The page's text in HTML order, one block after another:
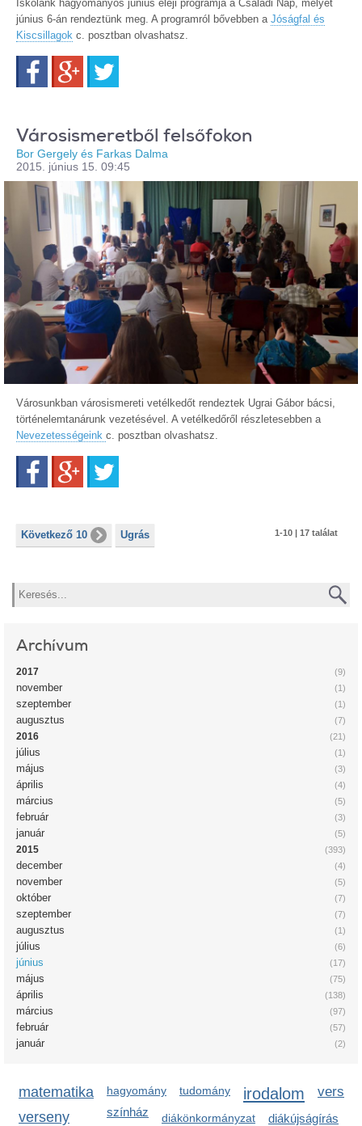
Iskolánk hagyományos június eleji programja a Családi Nap, melyet
június 6-án rendeztünk meg. A programról bővebben a Jóságfal és
Kiscsillagok c. posztban olvashatsz.
FacebookGoogle+
Városismeretből felsőfokon
Bor Gergely és Farkas Dalma
2015. június 15. 09:45
Városunkban városismereti vetélkedőt rendeztek Ugrai Gábor bácsi,
történelemtanárunk vezetésével. A vetélkedőről részletesebben a
Nevezetességeink c. posztban olvashatsz.
FacebookGoogle+
Következő 10 Ugrás 1-10 | 17 találat
Keresés
Archívum
(9)
2017
(1)
november
(1)
szeptember
(7)
augusztus
(21)
2016
(1)
július
(3)
május
(4)
április
(5)
március
(3)
február
(5)
január
(393)
2015
(4)
december
(5)
november
(7)
október
(7)
szeptember
(1)
augusztus
(6)
július
(17)
június
(75)
május
(138)
április
(97)
március
(57)
február
(2)
január
matematika hagyomány tudomány irodalom
színház diákönkormányzat
verseny
diákújságírás
vers